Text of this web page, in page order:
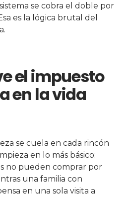
se cobra el doble por
es la lógica brutal del
el impuesto
en la vida
se cuela en cada rincón
en lo más básico:
no pueden comprar por
una familia con
en una sola visita a